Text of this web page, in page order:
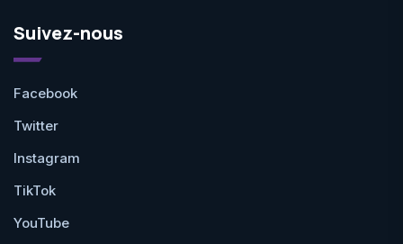
Suivez-nous
Facebook
Twitter
Instagram
TikTok
YouTube